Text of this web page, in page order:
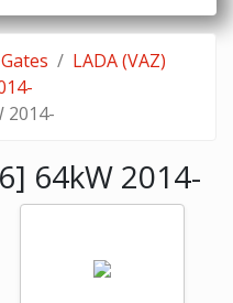
LADA (VAZ)
2014-
64kW 2014-